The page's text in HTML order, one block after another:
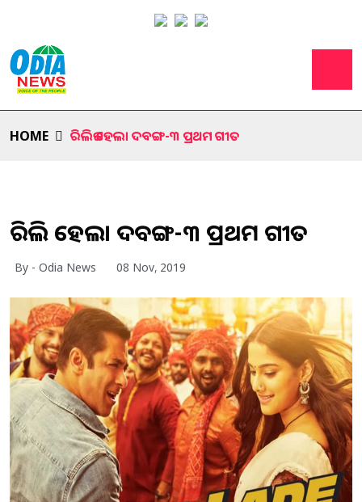
HOME ରିଲିଜ ହେଲା ଦବଙ୍ଗ-୩ ପ୍ରଥମ ଗୀତ
ରିଲିଜ ହେଲା ଦବଙ୍ଗ-୩ ପ୍ରଥମ ଗୀତ
By - Odia News 08 Nov, 2019